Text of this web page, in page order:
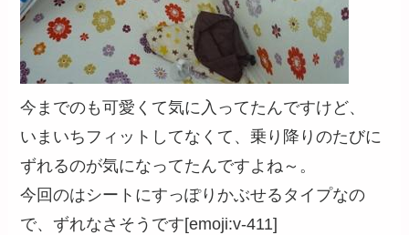
今までのも可愛くて気に入ってたんですけど、
いまいちフィットしてなくて、乗り降りのたびに
ずれるのが気になってたんですよね～。
今回のはシートにすっぽりかぶせるタイプなの
で、ずれなさそうです[emoji:v-411]